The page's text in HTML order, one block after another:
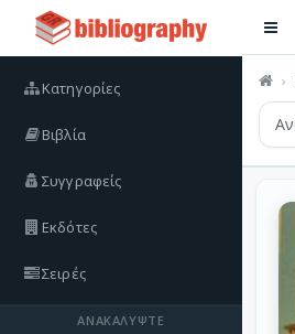
Κατηγορίες
Βιβλία
Συγγραφείς
Εκδότες
Σειρές
ΑΝΑΚΑΛΎΨΤΕ